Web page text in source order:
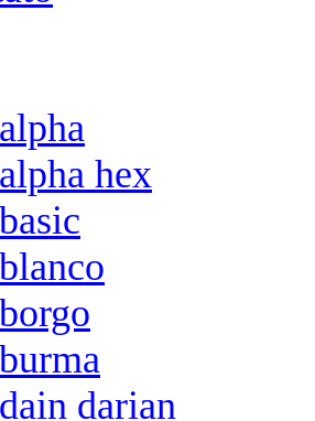
hex
darian